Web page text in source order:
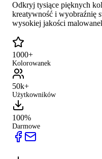
Odkryj tysiące pięknych
kreatywność i wyobraźnię
wysokiej jakości
1000+
Kolorowanek
50k+
Użytkowników
100%
Darmowe